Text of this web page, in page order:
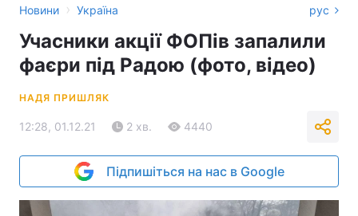
Новини › Україна рус
Учасники акції ФОПів запалили
фаєри під Радою (фото, відео)
НАДЯ ПРИШЛЯК
12:28, 01.12.21 2 хв. 4440
Підпишіться на нас в Google